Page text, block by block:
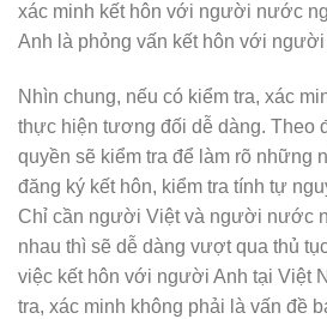
xác minh kết hôn với người nước
Anh là phỏng vấn kết hôn với người
Nhìn chung, nếu có kiểm tra, xác
thực hiện tương đối dễ dàng. Theo
quyền sẽ kiểm tra để làm rõ những
đăng ký kết hôn, kiểm tra tính tự
Chỉ cần người Việt và người nước
nhau thì sẽ dễ dàng vượt qua thủ
việc kết hôn với người Anh tại Việt
tra, xác minh không phải là vấn đề